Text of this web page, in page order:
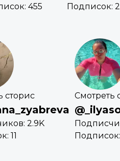
455
Подписок:
сторис
2.9K
11
Смотреть
Подписок: